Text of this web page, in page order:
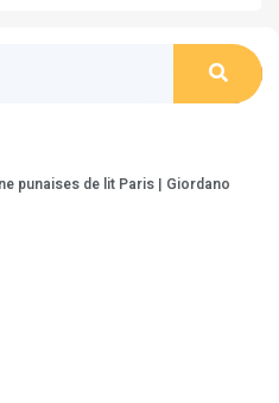
punaises de lit Paris | Giordano